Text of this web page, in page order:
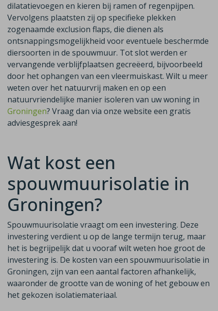
dilatatievoegen en kieren bij ramen of regenpijpen.
Vervolgens plaatsten zij op specifieke plekken
zogenaamde exclusion flaps, die dienen als
ontsnappingsmogelijkheid voor eventuele beschermde
diersoorten in de spouwmuur. Tot slot werden er
vervangende verblijfplaatsen gecreëerd, bijvoorbeeld
door het ophangen van een vleermuiskast. Wilt u meer
weten over het natuurvrij maken en op een
natuurvriendelijke manier isoleren van uw woning in
Groningen? Vraag dan via onze website een gratis
adviesgesprek aan!
Wat kost een
spouwmuurisolatie in
Groningen?
Spouwmuurisolatie vraagt om een investering. Deze
investering verdient u op de lange termijn terug, maar
het is begrijpelijk dat u vooraf wilt weten hoe groot de
investering is. De kosten van een spouwmuurisolatie in
Groningen, zijn van een aantal factoren afhankelijk,
waaronder de grootte van de woning of het gebouw en
het gekozen isolatiemateriaal.